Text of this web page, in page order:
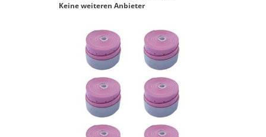
Keine weiteren Anbieter